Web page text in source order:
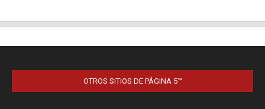
OTROS SITIOS DE PÁGINA 5™